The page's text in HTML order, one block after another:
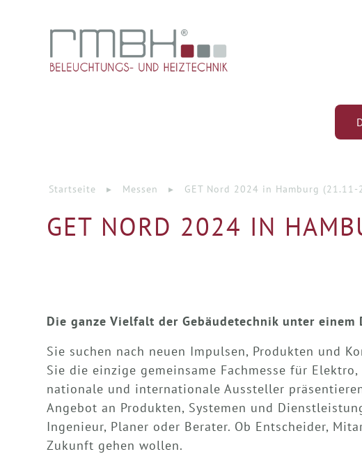
GET NORD 2024 IN
Startseite ▸ Messen ▸ GET Nord 2024 in Hamburg (21.11-
Die ganze Vielfalt der Gebäudetechnik unter einem
Sie suchen nach neuen Impulsen, Produkten und
Sie die einzige gemeinsame Fachmesse für
nationale und internationale Aussteller
Angebot an Produkten, Systemen und
Ingenieur, Planer oder Berater. Ob Entscheider,
Zukunft gehen wollen.